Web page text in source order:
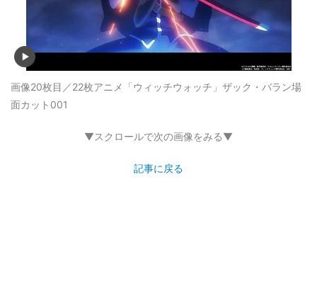
画像20枚目／22枚アニメ「ウィッチウォッチ」ザック・バラン場
面カット001
▼スクロールで次の画像をみる▼
記事に戻る